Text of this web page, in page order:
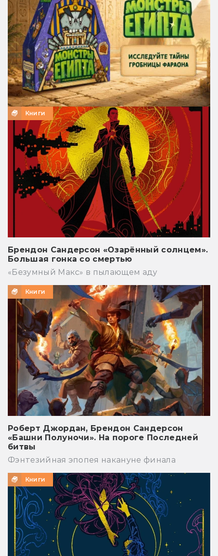
Книги
Брендон Сандерсон «Озарённый солнцем».
Большая гонка со смертью
«Безумный Макс» в пылающем аду
Книги
Роберт Джордан, Брендон Сандерсон
«Башни Полуночи». На пороге Последней
битвы
Фэнтезийная эпопея накануне финала
Книги